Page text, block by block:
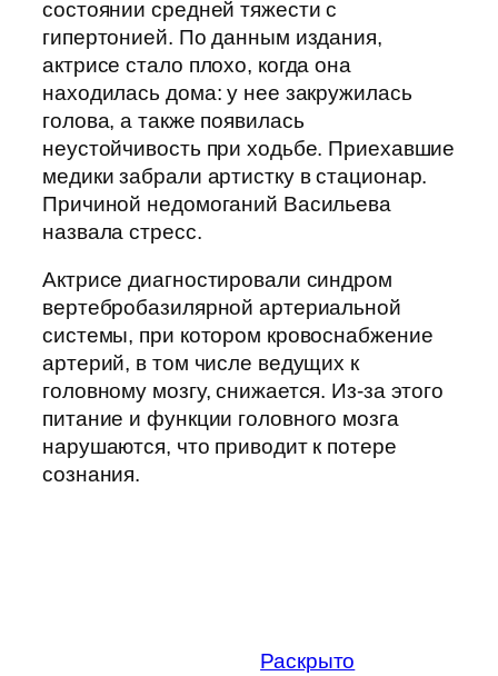
состоянии средней тяжести с
гипертонией. По данным издания,
актрисе стало плохо, когда она
находилась дома: у нее закружилась
голова, а также появилась
неустойчивость при ходьбе. Приехавшие
медики забрали артистку в стационар.
Причиной недомоганий Васильева
назвала стресс.
Актрисе диагностировали синдром
вертебробазилярной артериальной
системы, при котором кровоснабжение
артерий, в том числе ведущих к
головному мозгу, снижается. Из-за этого
питание и функции головного мозга
нарушаются, что приводит к потере
сознания.
Раскрыто